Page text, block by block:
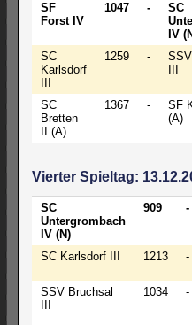
SF
Forst IV
1047 -
SC
IV
SC
Karlsdorf
1259 -
SC
Bretten
II (A)
1367 -
SF
(A)
Vierter Spieltag:
SC
Untergrombach
IV (N)
909 -
SC Karlsdorf III 1213 -
SSV Bruchsal
1034 -